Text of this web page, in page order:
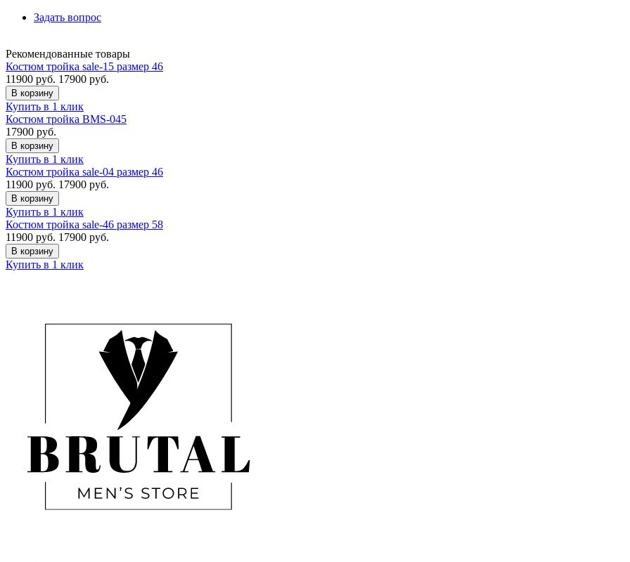
Задать вопрос
Рекомендованные товары
Костюм тройка sale-15 размер 46
11900 руб. 17900 руб.
В корзину
Купить в 1 клик
Костюм тройка BMS-045
17900 руб.
В корзину
Купить в 1 клик
Костюм тройка sale-04 размер 46
11900 руб. 17900 руб.
В корзину
Купить в 1 клик
Костюм тройка sale-46 размер 58
11900 руб. 17900 руб.
В корзину
Купить в 1 клик